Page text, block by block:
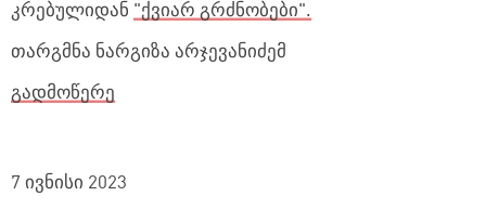
კრებულიდან "ქვიარ გრძნობები".
თარგმნა ნარგიზა არჯევანიძემ
გადმოწერე
7 ივნისი 2023